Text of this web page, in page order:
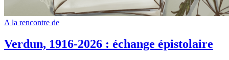
A la rencontre de
Verdun, 1916-2026 : échange épistolaire